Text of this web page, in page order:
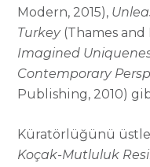
Modern, 2015),
Turkey(Thames and
Imagined
Contemporary
Publishing, 2010)
Küratörlüğünü
Koçak-Mutluluk